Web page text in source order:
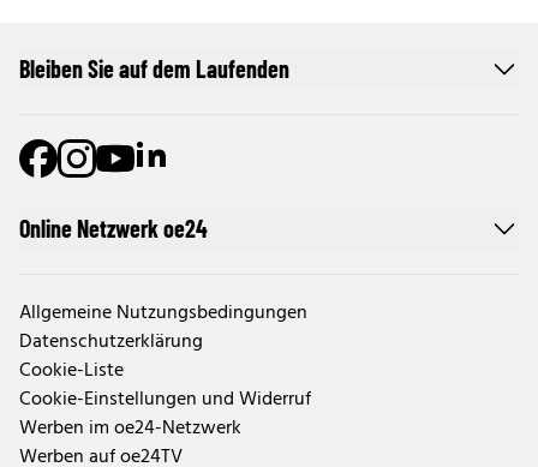
Online Netzwerk oe24
Allgemeine Nutzungsbedingungen
Datenschutzerklärung
Cookie-Liste
Cookie-Einstellungen und Widerruf
Werben im oe24-Netzwerk
Werben auf oe24TV
Bleiben Sie auf dem Laufenden